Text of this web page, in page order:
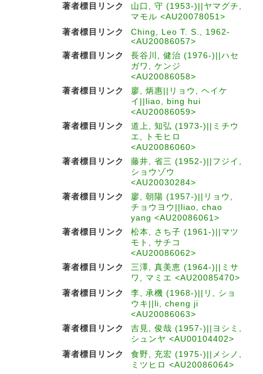
著者標目リンク
山口, 守 (1953-)||ヤマグチ,
マモル <AU20078051>
著者標目リンク
Ching, Leo T. S., 1962-
<AU20086057>
著者標目リンク
長谷川, 健治 (1976-)||ハセ
ガワ, ケンジ
<AU20086058>
著者標目リンク
廖, 炳惠||リョウ, ヘイケ
イ||liao, bing hui
<AU20086059>
著者標目リンク
道上, 知弘 (1973-)||ミチウ
エ, トモヒロ
<AU20086060>
著者標目リンク
藤井, 省三 (1952-)||フジイ,
ショウゾウ
<AU20030284>
著者標目リンク
廖, 朝陽 (1957-)||リョウ,
チョウヨウ||liao, chao
yang <AU20086061>
著者標目リンク
松本, さち子 (1961-)||マツ
モト, サチコ
<AU20086062>
著者標目リンク
三澤, 真美恵 (1964-)||ミサ
ワ, マミエ <AU20085470>
著者標目リンク
李, 承機 (1968-)||リ, ショ
ウキ||li, cheng ji
<AU20086063>
著者標目リンク
吉見, 俊哉 (1957-)||ヨシミ,
シュンヤ <AU00104402>
著者標目リンク
食野, 充宏 (1975-)||メシノ,
ミツヒロ <AU20086064>